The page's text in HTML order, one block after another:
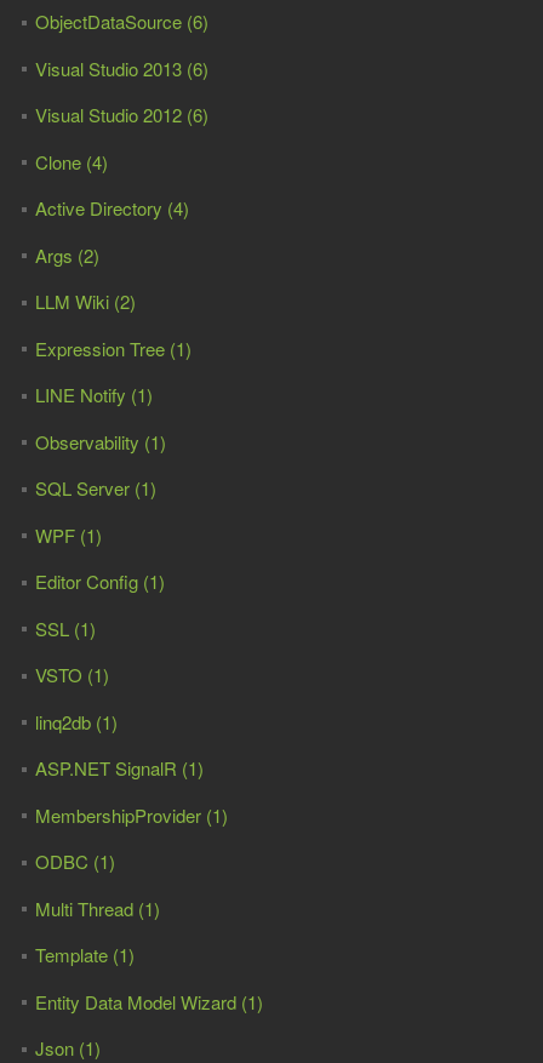
ObjectDataSource (6)
Visual Studio 2013 (6)
Visual Studio 2012 (6)
Clone (4)
Active Directory (4)
Args (2)
LLM Wiki (2)
Expression Tree (1)
LINE Notify (1)
Observability (1)
SQL Server (1)
WPF (1)
Editor Config (1)
SSL (1)
VSTO (1)
linq2db (1)
ASP.NET SignalR (1)
MembershipProvider (1)
ODBC (1)
Multi Thread (1)
Template (1)
Entity Data Model Wizard (1)
Json (1)